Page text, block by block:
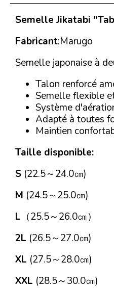
Semelle Jikatabi
Fabricant:Marugo
Semelle japonaise à
Talon renforcé
Semelle flexible
Système
Adapté à toutes
Maintien
Taille disponible:
S (22.5～24.0㎝)
M (24.5～25.0㎝)
L （25.5～26.0㎝）
2L (26.5～27.0㎝)
XL (27.5～28.0㎝)
XXL (28.5～30.0㎝)